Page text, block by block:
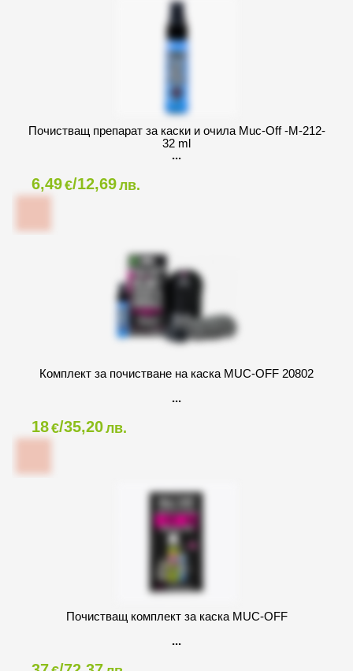
Почистващ препарат за каски и очила Muc-Off -M-212-
32 ml
6,49€/12,69лв.
Комплект за почистване на каска MUC-OFF 20802
18€/35,20лв.
Почистващ комплект за каска MUC-OFF